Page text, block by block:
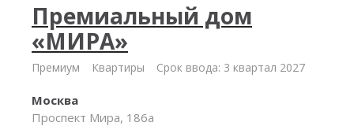
Премиальный дом
«МИРА»
Премиум Квартиры Срок ввода: 3 квартал 2027
Москва
Проспект Мира, 186а